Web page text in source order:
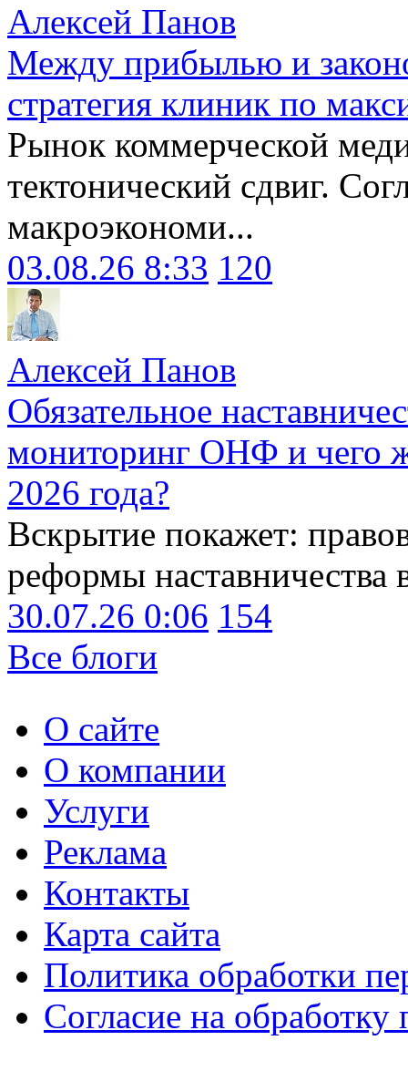
Алексей Панов
Между прибылью и
стратегия клиник по
Рынок коммерческой
тектонический сдвиг.
макроэкономи...
03.08.26 8:33 120
Алексей Панов
Обязательное
мониторинг ОНФ и чего
2026 года?
Вскрытие покажет:
реформы наставничества
30.07.26 0:06 154
Все блоги
О сайте
О компании
Услуги
Реклама
Контакты
Карта сайта
Политика обработки
Согласие на